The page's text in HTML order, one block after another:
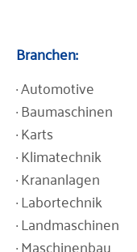
Branchen:
· Automotive
· Baumaschinen
· Karts
· Klimatechnik
· Krananlagen
· Labortechnik
· Landmaschinen